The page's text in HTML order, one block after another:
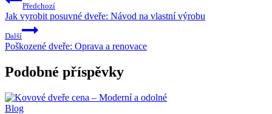
Předchozí
Jak vyrobit posuvné dveře: Návod na vlastní výrobu
Další
Poškozené dveře: Oprava a renovace
Podobné příspěvky
Blog